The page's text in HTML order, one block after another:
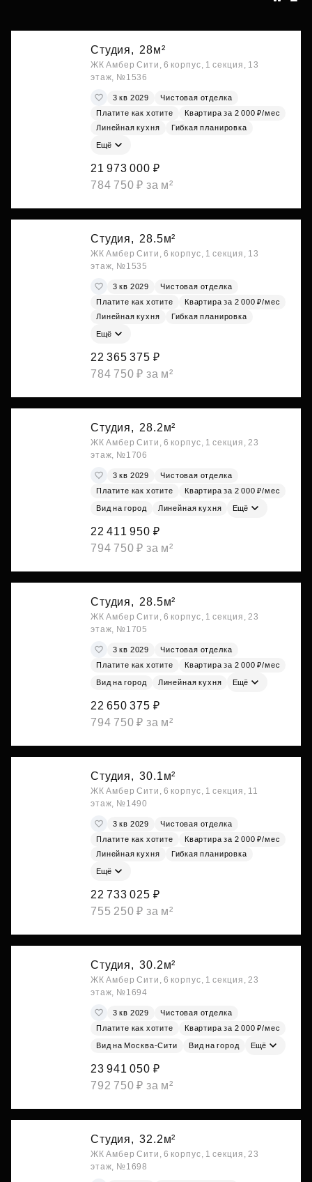
Студия, 28м²
ЖК Амбер Сити, 6 корпус, 1 секция, 13
этаж, №1536
3 кв 2029
Чистовая отделка
Платите как хотите
Квартира за 2 000 ₽/мес
Линейная кухня
Гибкая планировка
Ещё
21 973 000 ₽
784 750 ₽ за м²
Студия, 28.5м²
ЖК Амбер Сити, 6 корпус, 1 секция, 13
этаж, №1535
3 кв 2029
Чистовая отделка
Платите как хотите
Квартира за 2 000 ₽/мес
Линейная кухня
Гибкая планировка
Ещё
22 365 375 ₽
784 750 ₽ за м²
Студия, 28.2м²
ЖК Амбер Сити, 6 корпус, 1 секция, 23
этаж, №1706
3 кв 2029
Чистовая отделка
Платите как хотите
Квартира за 2 000 ₽/мес
Вид на город Линейная кухня Ещё
22 411 950 ₽
794 750 ₽ за м²
Студия, 28.5м²
ЖК Амбер Сити, 6 корпус, 1 секция, 23
этаж, №1705
3 кв 2029
Чистовая отделка
Платите как хотите
Квартира за 2 000 ₽/мес
Вид на город Линейная кухня Ещё
22 650 375 ₽
794 750 ₽ за м²
Студия, 30.1м²
ЖК Амбер Сити, 6 корпус, 1 секция, 11
этаж, №1490
3 кв 2029
Чистовая отделка
Платите как хотите
Квартира за 2 000 ₽/мес
Линейная кухня
Гибкая планировка
Ещё
22 733 025 ₽
755 250 ₽ за м²
Студия, 30.2м²
ЖК Амбер Сити, 6 корпус, 1 секция, 23
этаж, №1694
3 кв 2029
Чистовая отделка
Платите как хотите
Квартира за 2 000 ₽/мес
Вид на Москва-Сити Вид на город Ещё
23 941 050 ₽
792 750 ₽ за м²
Студия, 32.2м²
ЖК Амбер Сити, 6 корпус, 1 секция, 23
этаж, №1698